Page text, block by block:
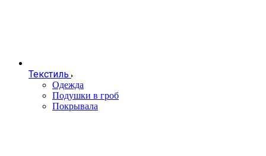
Текстиль
Одежда
Подушки в гроб
Покрывала